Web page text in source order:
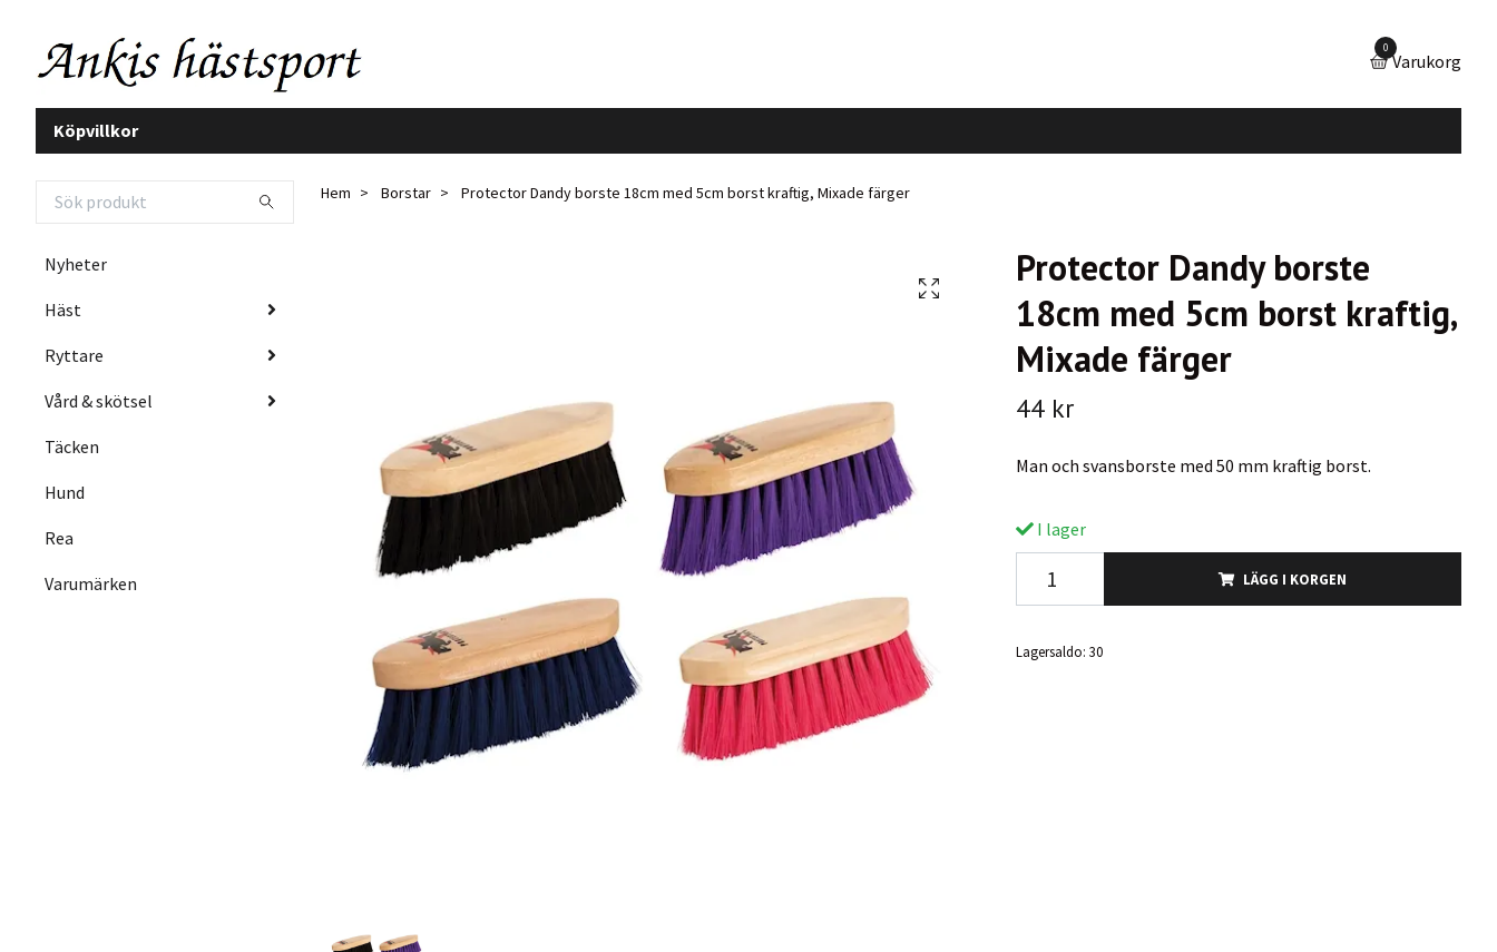
0
Varukorg
Köpvillkor
Nyheter
Häst
Ryttare
Vård & skötsel
Täcken
Hund
Rea
Varumärken
Hem Borstar Protector Dandy borste 18cm med 5cm borst kraftig, Mixade färger
Protector Dandy borste
18cm med 5cm borst kraftig,
Mixade färger
44 kr
Man och svansborste med 50 mm kraftig borst.
I lager
LÄGG I KORGEN
Lagersaldo: 30